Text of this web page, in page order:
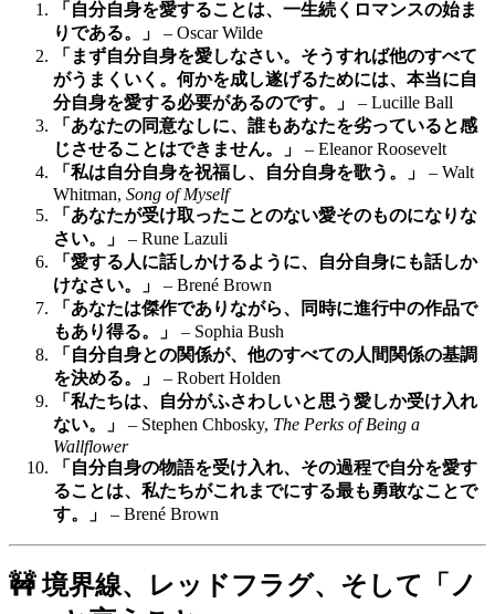
「自分自身を愛することは、一生続くロマンスの始ま
りである。」
– Oscar Wilde
「まず自分自身を愛しなさい。そうすれば他のすべて
がうまくいく。何かを成し遂げるためには、本当に自
分自身を愛する必要があるのです。」
– Lucille Ball
「あなたの同意なしに、誰もあなたを劣っていると感
じさせることはできません。」
– Eleanor Roosevelt
「私は自分自身を祝福し、自分自身を歌う。」
– Walt
Whitman, Song of Myself
「あなたが受け取ったことのない愛そのものになりな
さい。」
– Rune Lazuli
「愛する人に話しかけるように、自分自身にも話しか
けなさい。」
– Brené Brown
「あなたは傑作でありながら、同時に進行中の作品で
もあり得る。」
– Sophia Bush
「自分自身との関係が、他のすべての人間関係の基調
を決める。」
– Robert Holden
「私たちは、自分がふさわしいと思う愛しか受け入れ
ない。」
– Stephen Chbosky, The Perks of Being a
Wallflower
「自分自身の物語を受け入れ、その過程で自分を愛す
ることは、私たちがこれまでにする最も勇敢なことで
す。」
– Brené Brown
🚧 境界線、レッドフラグ、そして「ノ